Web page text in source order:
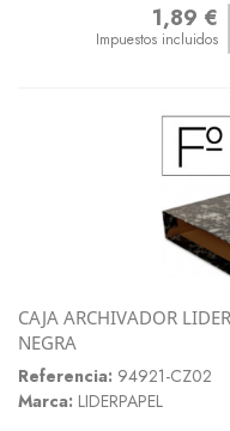
1,89 €
Impuestos incluidos
CAJA ARCHIVADOR
NEGRA
Referencia: 94921-CZ02
Marca: LIDERPAPEL